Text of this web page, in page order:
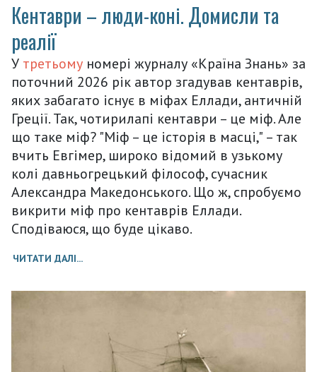
Кентаври – люди-коні. Домисли та
реалії
У третьому номері журналу «Країна Знань» за
поточний 2026 рік автор згадував кентаврів,
яких забагато існує в міфах Еллади, античній
Греції. Так, чотирилапі кентаври – це міф. Але
що таке міф? "Міф – це історія в масці," – так
вчить Евгімер, широко відомий в узькому
колі давньогрецький філософ, сучасник
Александра Македонського. Що ж, спробуємо
викрити міф про кентаврів Еллади.
Сподіваюся, що буде цікаво.
ЧИТАТИ ДАЛІ...